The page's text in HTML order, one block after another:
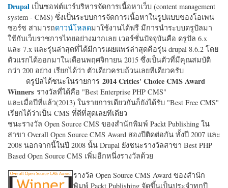
Drupal เป็นซอฟต์แวร์บริหารจัดการเนื้อหาเว็บ (content management
system - CMS) ซึ่งเป็นระบบการจัดการเนื้อหาในรูปแบบของโอเพน
ซอร์ซ สามารถดาวน์โหลดมาใช้งานได้ฟรี มีการนำระบบดรูปัลมา
ใช้กับเว็บราชการไทยอย่างมากเลย เวอร์ชั่นปัจจุบันคือ ดรูปัล 6.x
และ 7.x และรุ่นล่าสุดที่ได้มีการเผยแพร่ล่าสุดคือรุ่น drupal 8.6.2 โดย
ตัวแรกได้ออกมาในเดือนพฤศจิกายน 2015 ซึ่งเป็นตัวที่มีคุณสมบัติ
กว่า 200 อย่าง เรียกได้ว่า ตัวเดียวครบถ้วนเลยทีเดียวครับ
ดรูปัลได้ชนะในรายการ 2014 Critics' Choice CMS Award
Winners รางวัลที่ได้คือ "Best Enterprise PHP CMS"
และเมื่อปีที่แล้ว(2013) ในรายการเดียวกันก็ยังได้รับ "Best Free CMS"
เรียกได้ว่าเป็น CMS ที่ดีที่สุดเลยทีเดียว
ชนะรางวัล Open Source CMS ของสำนักพิมพ์ Packt Publishing ใน
สาขา Overall Open Source CMS Award สองปีติดต่อกัน ทั้งปี 2007 และ
2008 นอกจากนี้ในปี 2008 นั้น Drupal ยังชนะรางวัลสาขา Best PHP
Based Open Source CMS เพิ่มอีกหนึ่งรางวัลด้วย
รางวัล Open Source CMS Award ของสำนัก
พิมพ์ Packt Publishing จัดขึ้นเป็นประจำทุกปี